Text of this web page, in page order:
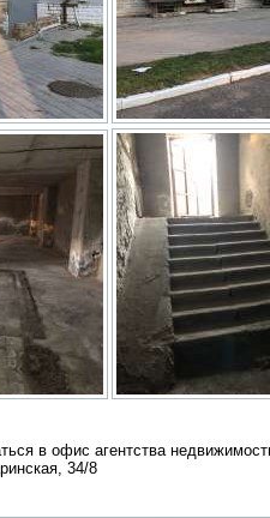
в офис агентства
34/8